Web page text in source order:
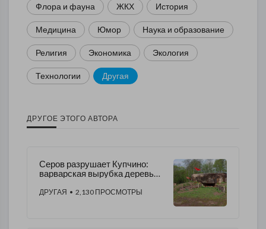
Флора и фауна ЖКХ История
Медицина Юмор Наука и образование
Религия Экономика Экология
Технологии Другая
ДРУГОЕ ЭТОГО АВТОРА
Серов разрушает Купчино:
варварская вырубка деревьев
объектов
ДРУГАЯ • 2,130 ПРОСМОТРЫ